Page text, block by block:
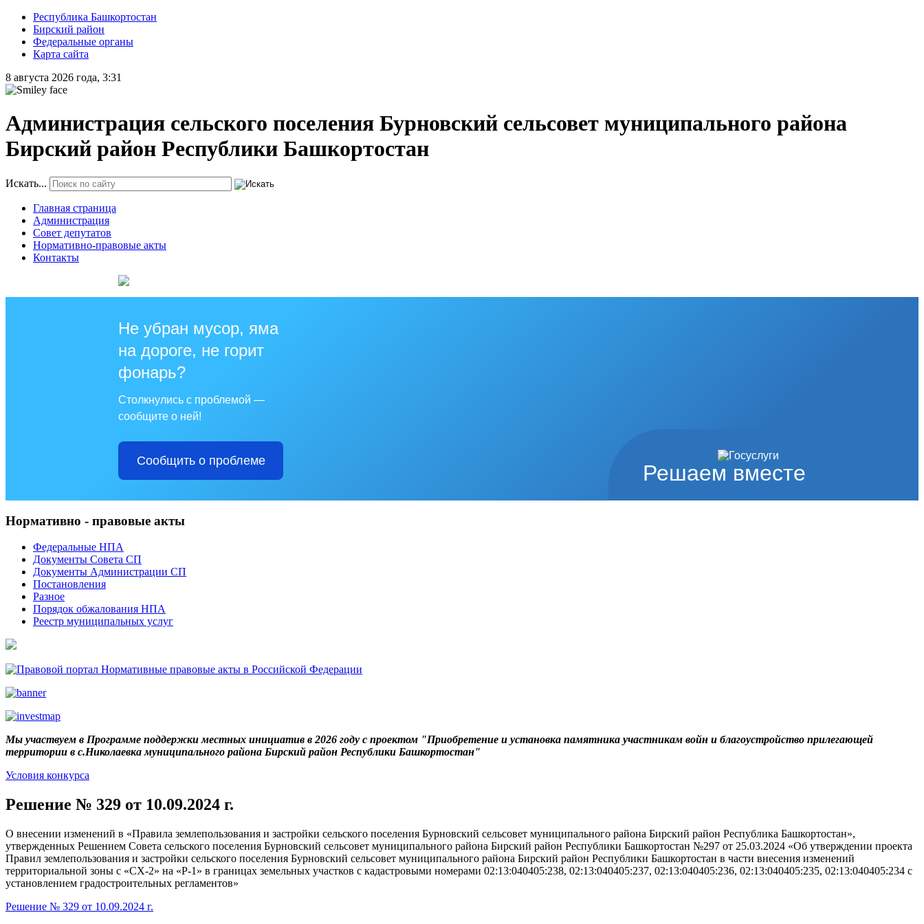
Республика Башкортостан
Бирский район
Федеральные органы
Карта сайта
8 августа 2026 года, 3:31
Администрация сельского поселения Бурновский сельсовет муниципального района
Бирский район Республики Башкортостан
Искать...
Главная страница
Администрация
Совет депутатов
Нормативно-правовые акты
Контакты
Решаем вместе
Не убран мусор, яма
на дороге, не горит
фонарь?
Столкнулись с проблемой —
сообщите о ней!
Сообщить о проблеме
Нормативно - правовые акты
Федеральные НПА
Документы Совета СП
Документы Администрации СП
Постановления
Разное
Порядок обжалования НПА
Реестр муниципальных услуг
Мы участвуем в Программе поддержки местных инициатив в 2026 году с проектом "Приобретение и установка памятника участникам войн и благоустройство прилегающей
территории в с.Николаевка муниципального района Бирский район Республики Башкортостан"
Условия конкурса
Решение № 329 от 10.09.2024 г.
О внесении изменений в «Правила землепользования и застройки сельского поселения Бурновский сельсовет муниципального района Бирский район Республика Башкортостан»,
утвержденных Решением Совета сельского поселения Бурновский сельсовет муниципального района Бирский район Республики Башкортостан №297 от 25.03.2024 «Об утверждении проекта
Правил землепользования и застройки сельского поселения Бурновский сельсовет муниципального района Бирский район Республики Башкортостан в части внесения изменений
территориальной зоны с «СХ-2» на «Р-1» в границах земельных участков с кадастровыми номерами 02:13:040405:238, 02:13:040405:237, 02:13:040405:236, 02:13:040405:235, 02:13:040405:234 с
установлением градостроительных регламентов»
Решение № 329 от 10.09.2024 г.